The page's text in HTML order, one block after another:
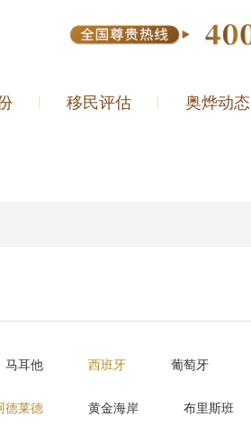
移民评估 奥烨动态
马耳他 西班牙 葡萄牙
德莱德 黄金海岸 布里斯班